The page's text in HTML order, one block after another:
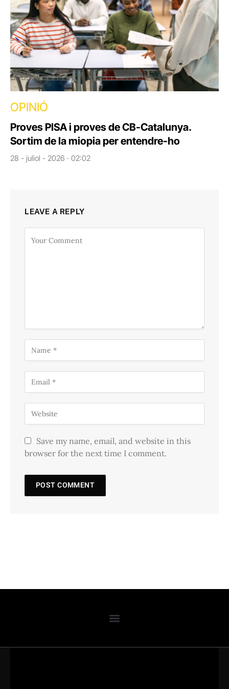
OPINIÓ
Proves PISA i proves de CB-Catalunya.
Sortim de la miopia per entendre-ho
28 - juliol - 2026 · 02:02
LEAVE A REPLY
Save my name, email, and website in this
browser for the next time I comment.